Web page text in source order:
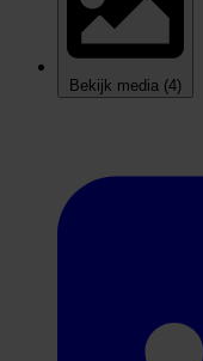
Bekijk media (4)